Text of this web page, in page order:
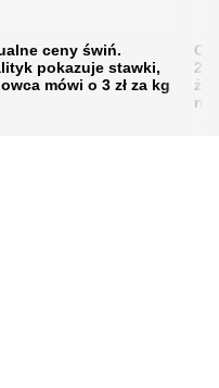
ceny świń.
pokazuje stawki,
mówi o 3 zł za kg